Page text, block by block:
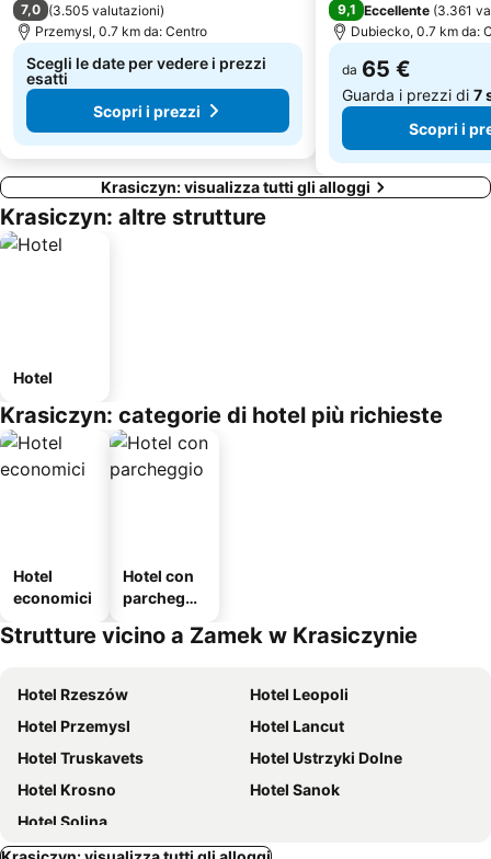
7,0 (3.505 valutazioni)
Przemysl, 0.7 km da: Centro
Scegli le date per vedere i prezzi
esatti
Scopri i prezzi
9,1 Eccellente (3.361
Dubiecko, 0.7 km da:
da 65 €
Guarda i prezzi di 7
Scopri i
Krasiczyn: visualizza tutti gli alloggi
Krasiczyn: altre strutture
Hotel
Krasiczyn: categorie di hotel più richieste
Hotel
economici
Hotel con
parcheggi
Strutture vicino a Zamek w Krasiczynie
Hotel Rzeszów
Hotel Leopoli
Hotel Przemysl
Hotel Lancut
Hotel Truskavets
Hotel Ustrzyki Dolne
Hotel Krosno
Hotel Sanok
Hotel Solina